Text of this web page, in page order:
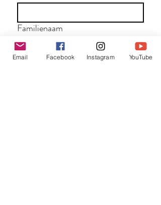
Familienaam
E-mail *
Email Facebook Instagram YouTube